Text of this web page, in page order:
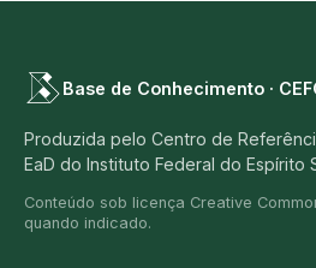
Base de Conhecimento ·
Produzida pelo Centro de
EaD do Instituto Federal do Espírito
Conteúdo sob licença Creative
quando indicado.